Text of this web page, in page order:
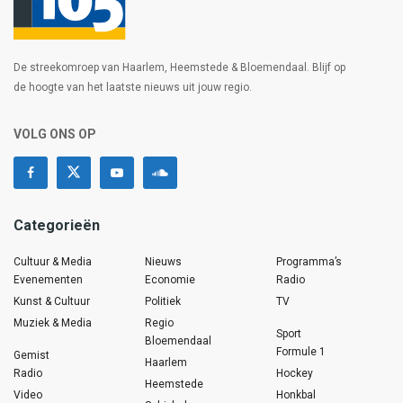
De streekomroep van Haarlem, Heemstede & Bloemendaal. Blijf op
de hoogte van het laatste nieuws uit jouw regio.
VOLG ONS OP
Categorieën
Cultuur & Media
Evenementen
Kunst & Cultuur
Muziek & Media
Gemist
Radio
Video
Nieuws
Economie
Politiek
Regio
Bloemendaal
Haarlem
Heemstede
Programma’s
Radio
TV
Sport
Formule 1
Hockey
Honkbal